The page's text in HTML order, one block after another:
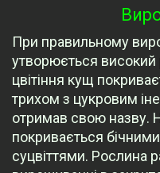
При правильному
утворюється високий
цвітіння кущ
трихом з цукровим
отримав свою назву.
покривається
суцвіттями.